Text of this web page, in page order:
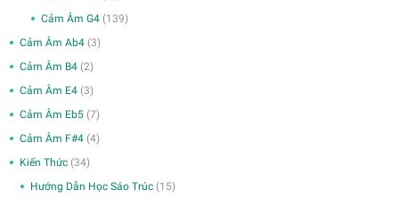
Cảm Âm G4 (139)
Cảm Âm Ab4 (3)
Cảm Âm B4 (2)
Cảm Âm E4 (3)
Cảm Âm Eb5 (7)
Cảm Âm F#4 (4)
Kiến Thức (34)
Hướng Dẫn Học Sáo Trúc (15)